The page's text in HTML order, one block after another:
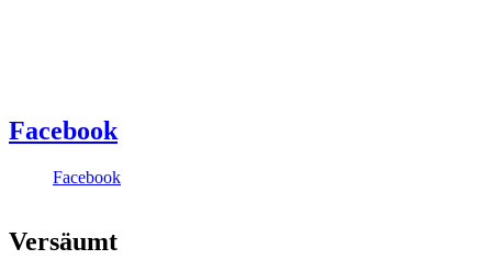
Facebook
Facebook
Versäumt